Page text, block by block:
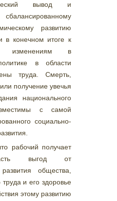
вывод и
развитию
в конечном итоге к
изменениям в
в области
труда. Смерть,
получение увечья
национального
с самой
социально-
рабочий получает
выгод от
общества,
труда и его здоровье
этому развитию